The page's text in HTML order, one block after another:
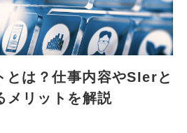
とは？仕事内容やSIerと
メリットを解説